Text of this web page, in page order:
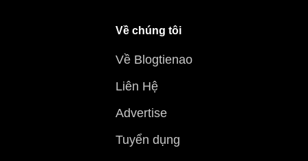
Về chúng tôi
Về Blogtienao
Liên Hệ
Advertise
Tuyển dụng